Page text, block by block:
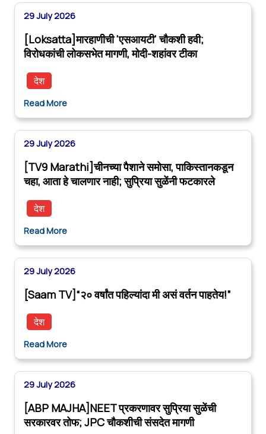
29 July 2026
[Loksatta]मारहाणीची 'एसआयटी' चौकशी हवी;
विरोधकांची लोकसभेत मागणी, मोदी-शहांवर टीका
देश
Read More
29 July 2026
[TV9 Marathi]चीनच्या पैशाने समोसा, पाकिस्तानकडून
चहा, आता हे चालणार नाही; सुप्रिया सुळेंनी फटकारले
देश
Read More
29 July 2026
[Saam TV]“२० वर्षांत पहिल्यांदा मी असं वर्तन पाहतेय!”
देश
Read More
29 July 2026
[ABP MAJHA]NEET प्रकरणावर सुप्रिया सुळेंची
सरकारवर तोफ; JPC चौकशीची संसदेत मागणी